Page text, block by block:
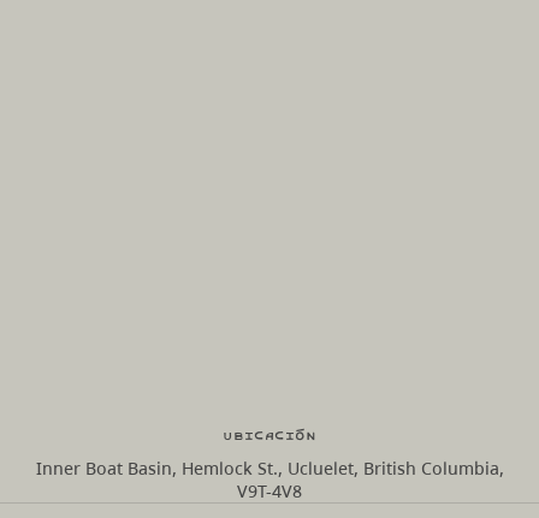
Ubicación
Inner Boat Basin, Hemlock St., Ucluelet, British Columbia,
V9T-4V8